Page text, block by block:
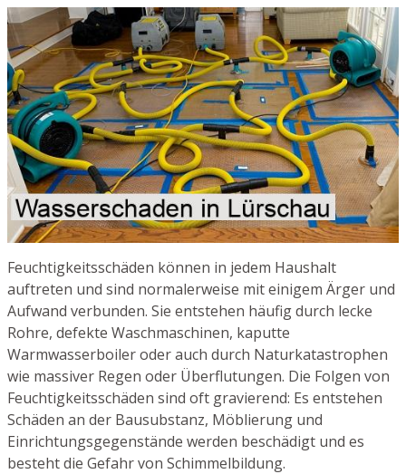
Feuchtigkeitsschäden können in jedem Haushalt
auftreten und sind normalerweise mit einigem Ärger und
Aufwand verbunden. Sie entstehen häufig durch lecke
Rohre, defekte Waschmaschinen, kaputte
Warmwasserboiler oder auch durch Naturkatastrophen
wie massiver Regen oder Überflutungen. Die Folgen von
Feuchtigkeitsschäden sind oft gravierend: Es entstehen
Schäden an der Bausubstanz, Möblierung und
Einrichtungsgegenstände werden beschädigt und es
besteht die Gefahr von Schimmelbildung.